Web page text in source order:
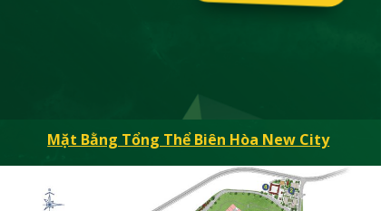
Mặt Bằng Tổng Thể Biên Hòa New City